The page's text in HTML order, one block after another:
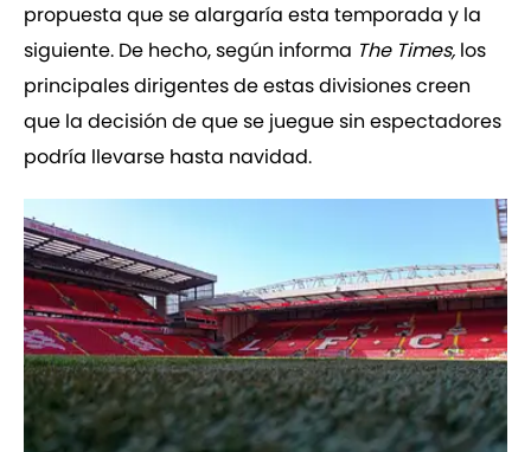
propuesta que se alargaría esta temporada y la
siguiente. De hecho, según informa The Times, los
principales dirigentes de estas divisiones creen
que la decisión de que se juegue sin espectadores
podría llevarse hasta navidad.